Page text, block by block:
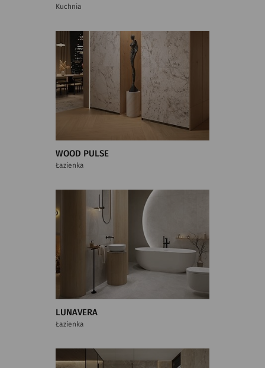
Kuchnia
WOOD PULSE
Łazienka
LUNAVERA
Łazienka